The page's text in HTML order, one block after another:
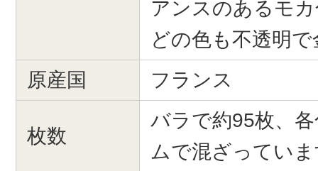
アンスのあるモ
どの色も不透明
原産国
フランス
枚数
バラで約95枚、
ムで混ざってい